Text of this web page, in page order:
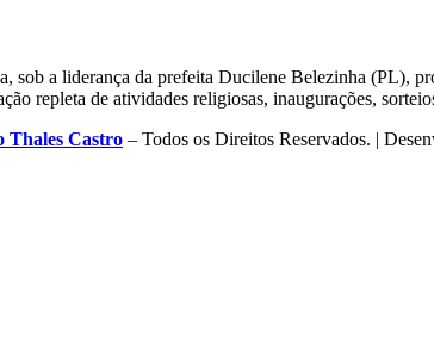
sob a liderança da prefeita Ducilene Belezinha (PL),
repleta de atividades religiosas, inaugurações,
Thales Castro – Todos os Direitos Reservados. |